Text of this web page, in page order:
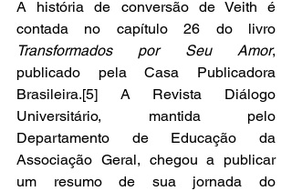
A história de conversão de Veith é
Transformados por Seu Amor,
publicado pela Casa Publicadora
Brasileira.[5] A Revista Diálogo
Universitário, mantida pelo
Departamento de Educação da
Associação Geral, chegou a publicar
um resumo de sua jornada do